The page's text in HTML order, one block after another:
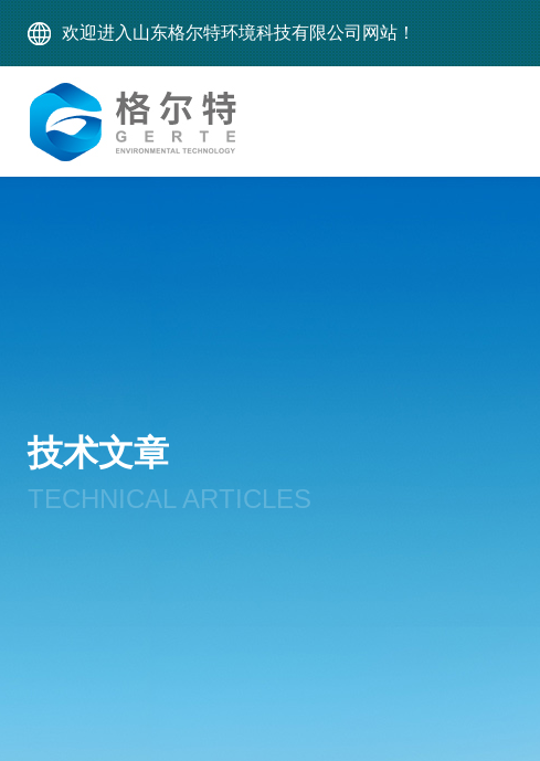
欢迎进入山东格尔特环境科技有限公司网站！
技术文章
TECHNICAL ARTICLES